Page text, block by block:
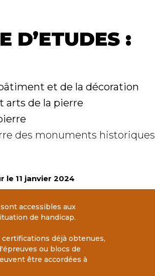
D’ETUDES :
et de la décoration
arts de la pierre
des monuments historiques
le 11 janvier 2024
accessibles aux
de handicap.
déjà obtenues,
ou blocs de
être accordées à